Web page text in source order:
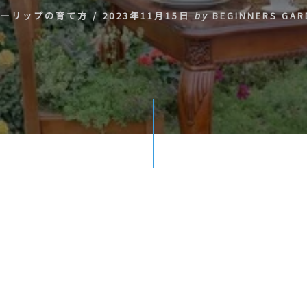
リップの育て方 / 2023年11月15日 by BEGINNERS